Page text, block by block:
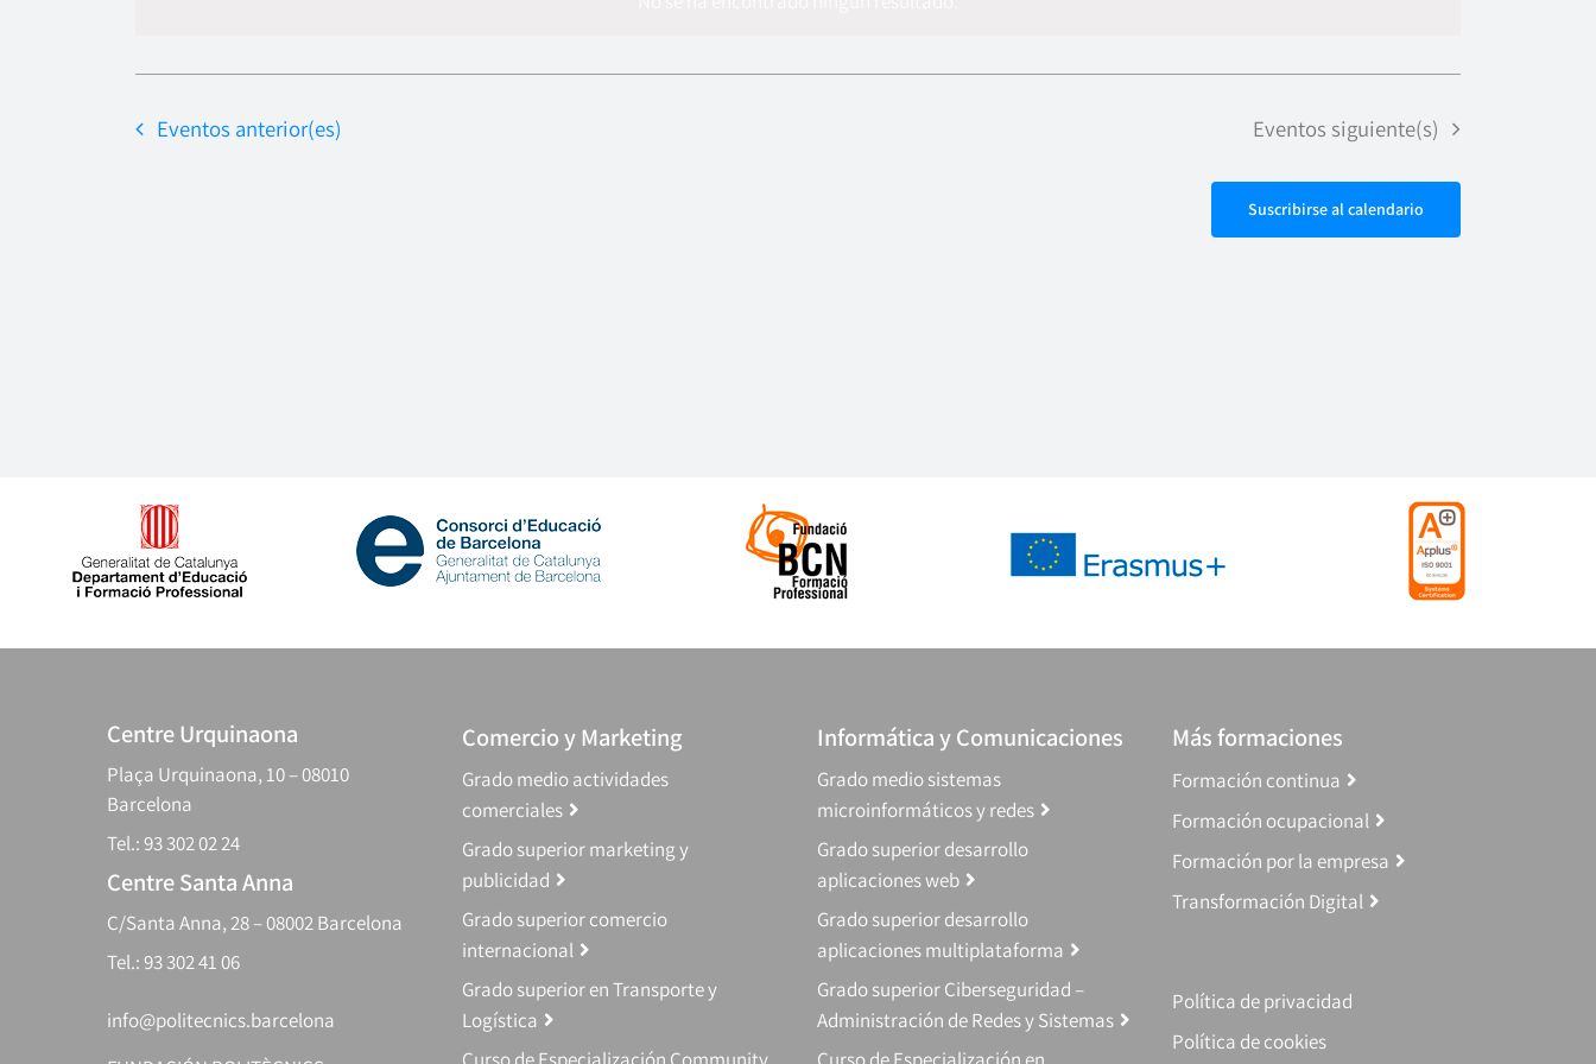
Evento
Eventos anterior(es) Eventos siguiente(s)
Suscribirse al calendario
Centre Urquinaona
Plaça Urquinaona, 10 – 08010
Barcelona
Tel.: 93 302 02 24
Centre Santa Anna
C/Santa Anna, 28 – 08002 Barcelona
Tel.: 93 302 41 06
info@politecnics.barcelona
Comercio y Marketing
Grado medio actividades
comerciales
Grado superior marketing y
publicidad
Grado superior comercio
internacional
Grado superior en Transporte y
Logística
Informática y Comunicaciones
Grado medio sistemas
microinformáticos y redes
Grado superior desarrollo
aplicaciones web
Grado superior desarrollo
aplicaciones multiplataforma
Grado superior Ciberseguridad –
Administración de Redes y Sistemas
Más formaciones
Formación continua
Formación ocupacional
Formación por la empresa
Transformación Digital
Política de privacidad
Política de cookies